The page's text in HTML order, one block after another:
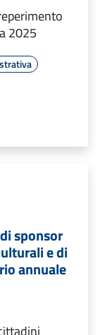
2025
sponsor
e di
annuale